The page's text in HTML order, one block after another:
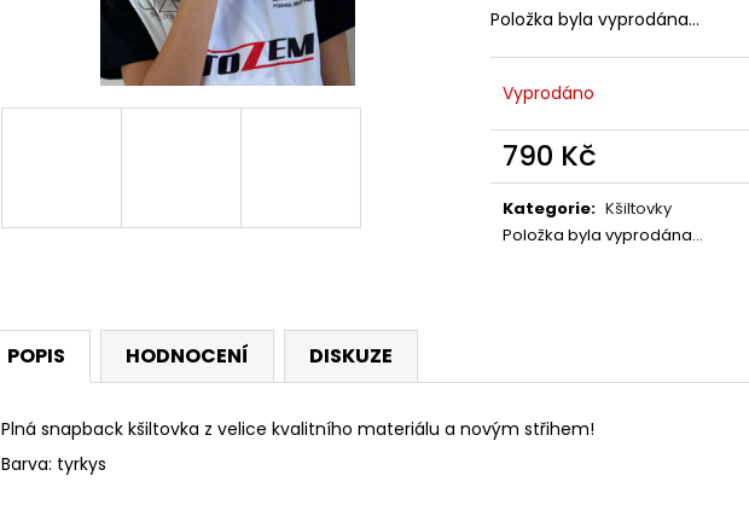
Položka byla vyprodána…
Vyprodáno
790 Kč
Měrná
cena:
Kategorie: Kšiltovky
Položka byla vyprodána…
POPIS HODNOCENÍ DISKUZE
Plná snapback kšiltovka z velice kvalitního materiálu a novým střihem!
Barva: tyrkys